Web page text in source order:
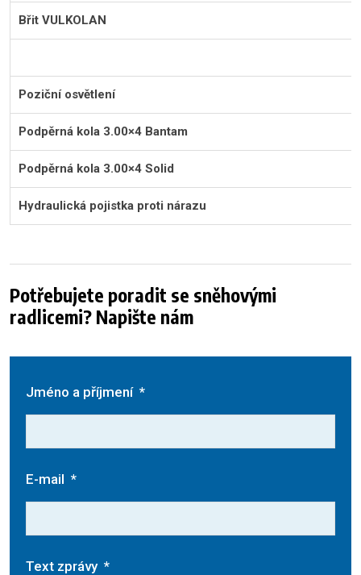
Břit VULKOLAN
Poziční osvětlení
Podpěrná kola 3.00×4 Bantam
Podpěrná kola 3.00×4 Solid
Hydraulická pojistka proti nárazu
Potřebujete poradit se sněhovými
radlicemi? Napište nám
Jméno a příjmení *
E-mail *
Text zprávy *